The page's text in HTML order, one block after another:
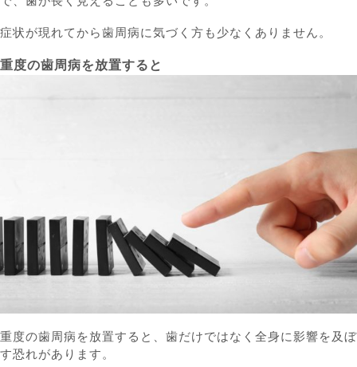
症状が現れてから歯周病に気づく方も少なくありません。
重度の歯周病を放置すると
重度の歯周病を放置すると、歯だけではなく全身に影響を及ぼ
す恐れがあります。